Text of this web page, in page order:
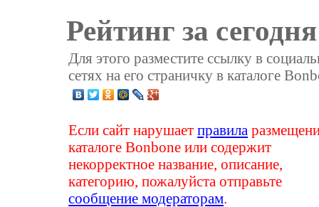
Рейтинг за
Для этого разместите ссылку в
сетях на его страничку в каталоге
Если сайт нарушаетправила
каталоге Bonbone или содержит
некорректное название, описание,
категорию, пожалуйста отправьте
сообщение модераторам